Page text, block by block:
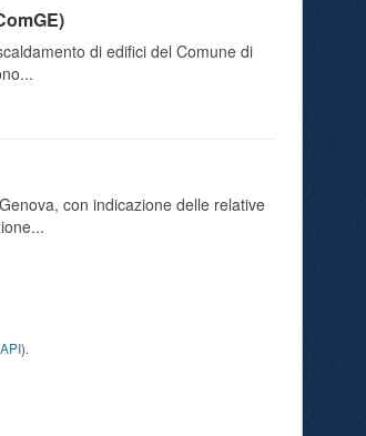
di edifici del Comune di
con indicazione delle relative
).